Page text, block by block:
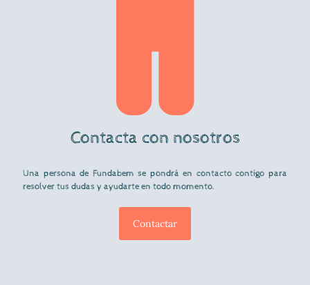
Contacta con nosotros
Una persona de Fundabem se pondrá en contacto contigo para
resolver tus dudas y ayudarte en todo momento.
Contactar